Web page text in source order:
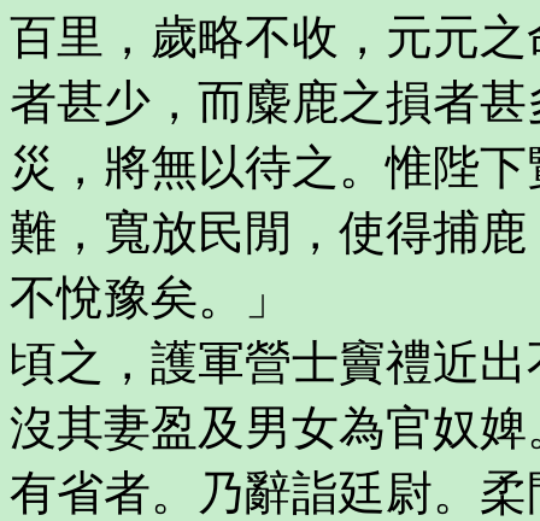
百里，歲略不收，元元
者甚少，而麋鹿之損者
災，將無以待之。惟陛
難，寬放民閒，使得捕
不悅豫矣。」
頃之，護軍營士竇禮近
沒其妻盈及男女為官奴
有省者。乃辭詣廷尉。